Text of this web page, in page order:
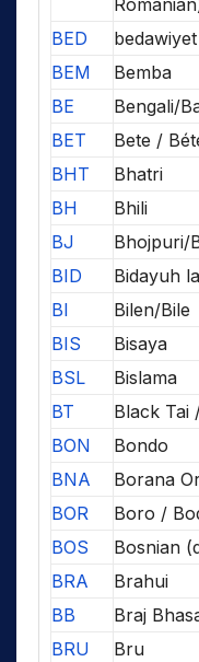
BED
BEM
Bemba
BE
Bengali/
BET
Bete /
BHT
Bhatri
BH
Bhili
BJ
Bhojpuri/
BID
Bidayuh
BI
Bilen/Bile
BIS
Bisaya
BSL
Bislama
BT
Black Tai
BON
Bondo
BNA
Borana
BOR
Boro /
BOS
Bosnian
BRA
Brahui
BB
Braj
BRU
Bru